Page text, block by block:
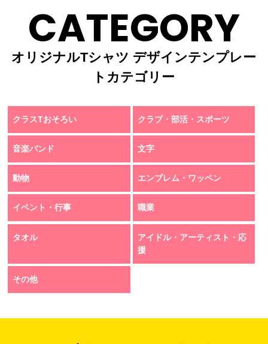
CATEGORY
オリジナルTシャツ デザインテンプレー
トカテゴリー
クラスTおそろい クラブ・部活・スポーツ
音楽バンド 文字
動物 エンブレム・ワッペン
イベント・行事 職業
タオル
アイドル・アーティスト・応
援
その他